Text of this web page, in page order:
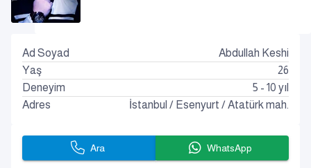
Ad Soyad
Abdullah Keshi
Yaş
26
Deneyim
5 - 10 yıl
Adres
İstanbul / Esenyurt /Atatürk mah.
Ara WhatsApp